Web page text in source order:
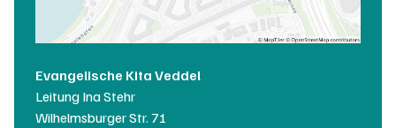
Evangelische Kita Veddel
Leitung Ina Stehr
Wilhelmsburger Str. 71